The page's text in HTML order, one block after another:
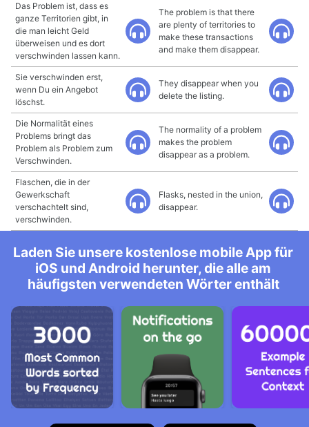
Das Problem ist, dass es
ganze Territorien gibt, in
die man leicht Geld
überweisen und es dort
verschwinden lassen kann.
The problem is that there
are plenty of territories to
make these transactions
and make them disappear.
Sie verschwinden erst,
wenn Du ein Angebot
löschst.
They disappear when you
delete the listing.
Die Normalität eines
Problems bringt das
Problem als Problem zum
Verschwinden.
The normality of a problem
makes the problem
disappear as a problem.
Flaschen, die in der
Gewerkschaft
verschachtelt sind,
verschwinden.
Flasks, nested in the union,
disappear.
Laden Sie unsere kostenlose mobile App für
iOS und Android herunter, die alle am
häufigsten verwendeten Wörter enthält